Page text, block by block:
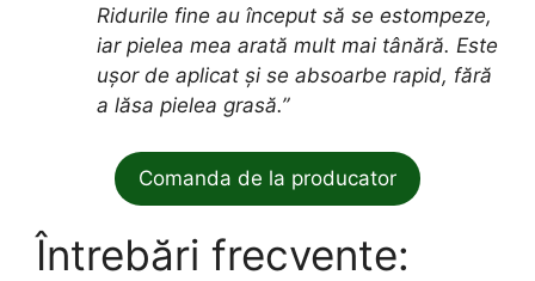
Ridurile fine au început să se estompeze,
iar pielea mea arată mult mai tânără. Este
ușor de aplicat și se absoarbe rapid, fără
a lăsa pielea grasă.”
Comanda de la producator
Întrebări frecvente: